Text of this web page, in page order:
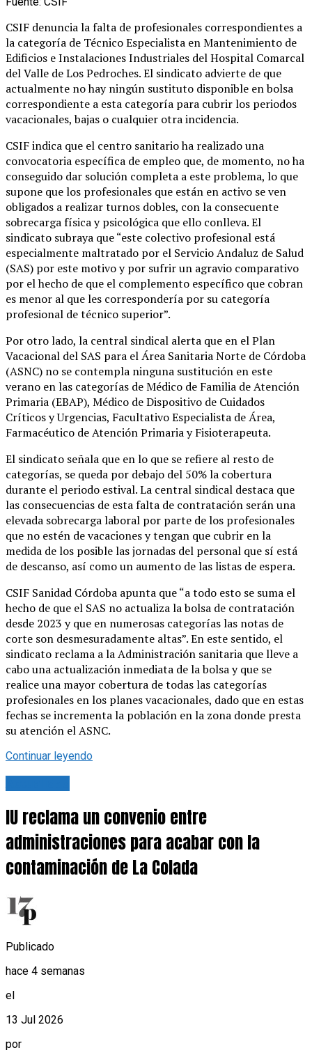
CSIF denuncia la falta de profesionales correspondientes a
la categoría de Técnico Especialista en Mantenimiento de
Edificios e Instalaciones Industriales del Hospital Comarcal
del Valle de Los Pedroches. El sindicato advierte de que
actualmente no hay ningún sustituto disponible en bolsa
correspondiente a esta categoría para cubrir los periodos
vacacionales, bajas o cualquier otra incidencia.
CSIF indica que el centro sanitario ha realizado una
convocatoria específica de empleo que, de momento, no ha
conseguido dar solución completa a este problema, lo que
supone que los profesionales que están en activo se ven
obligados a realizar turnos dobles, con la consecuente
sobrecarga física y psicológica que ello conlleva. El
sindicato subraya que “este colectivo profesional está
especialmente maltratado por el Servicio Andaluz de Salud
(SAS) por este motivo y por sufrir un agravio comparativo
por el hecho de que el complemento específico que cobran
es menor al que les correspondería por su categoría
profesional de técnico superior”.
Por otro lado, la central sindical alerta que en el Plan
Vacacional del SAS para el Área Sanitaria Norte de Córdoba
(ASNC) no se contempla ninguna sustitución en este
verano en las categorías de Médico de Familia de Atención
Primaria (EBAP), Médico de Dispositivo de Cuidados
Críticos y Urgencias, Facultativo Especialista de Área,
Farmacéutico de Atención Primaria y Fisioterapeuta.
El sindicato señala que en lo que se refiere al resto de
categorías, se queda por debajo del 50% la cobertura
durante el periodo estival. La central sindical destaca que
las consecuencias de esta falta de contratación serán una
elevada sobrecarga laboral por parte de los profesionales
que no estén de vacaciones y tengan que cubrir en la
medida de los posible las jornadas del personal que sí está
de descanso, así como un aumento de las listas de espera.
CSIF Sanidad Córdoba apunta que “a todo esto se suma el
hecho de que el SAS no actualiza la bolsa de contratación
desde 2023 y que en numerosas categorías las notas de
corte son desmesuradamente altas”. En este sentido, el
sindicato reclama a la Administración sanitaria que lleve a
cabo una actualización inmediata de la bolsa y que se
realice una mayor cobertura de todas las categorías
profesionales en los planes vacacionales, dado que en estas
fechas se incrementa la población en la zona donde presta
su atención el ASNC.
Continuar leyendo
IU reclama un convenio entre
administraciones para acabar con la
contaminación de La Colada
Publicado
hace 4 semanas
el
13 Jul 2026
por